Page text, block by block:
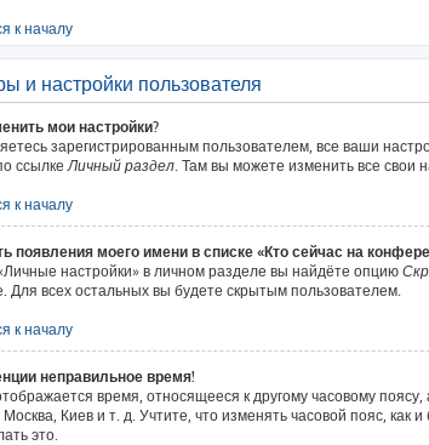
к началу
и настройки пользователя
мои настройки?
зарегистрированным пользователем, все ваши
ссылкеЛичный раздел. Там вы можете изменить все свои
к началу
появления моего имени в списке «Кто сейчас на
настройки» в личном разделе вы найдёте опцию
Для всех остальных вы будете скрытым пользователем.
к началу
неправильное время!
время, относящееся к другому часовому
Киев и т. д. Учтите, что изменять часовой пояс,
это.